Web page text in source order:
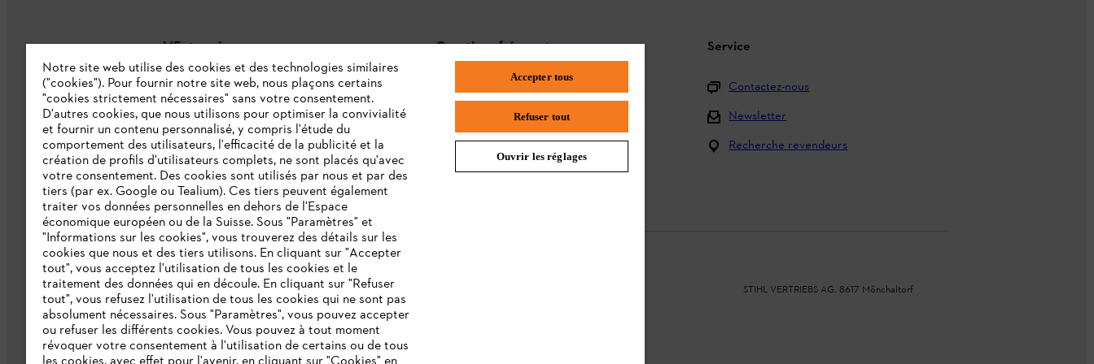
L'Entreprise
À propos de nous
Catalogue
Informations aux fournisseurs
Système d'alerte STIHL
Questions fréquentes
Batteries et Matériel Électrique
Notices d'emploi
Service
Contactez-nous
Newsletter
Recherche revendeurs
Politique de protection des données Mentions légales
STIHL VERTRIEBS AG, 8617 Mönchaltorf
Notre site web utilise des cookies et des technologies similaires
("cookies"). Pour fournir notre site web, nous plaçons certains
"cookies strictement nécessaires" sans votre consentement.
D'autres cookies, que nous utilisons pour optimiser la convivialité
et fournir un contenu personnalisé, y compris l'étude du
comportement des utilisateurs, l'efficacité de la publicité et la
création de profils d'utilisateurs complets, ne sont placés qu'avec
votre consentement. Des cookies sont utilisés par nous et par des
tiers (par ex. Google ou Tealium). Ces tiers peuvent également
traiter vos données personnelles en dehors de l'Espace
économique européen ou de la Suisse. Sous "Paramètres" et
"Informations sur les cookies", vous trouverez des détails sur les
cookies que nous et des tiers utilisons. En cliquant sur "Accepter
tout", vous acceptez l'utilisation de tous les cookies et le
traitement des données qui en découle. En cliquant sur "Refuser
tout", vous refusez l'utilisation de tous les cookies qui ne sont pas
absolument nécessaires. Sous "Paramètres", vous pouvez accepter
ou refuser les différents cookies. Vous pouvez à tout moment
révoquer votre consentement à l'utilisation de certains ou de tous
Accepter tous
Refuser tout
Ouvrir les réglages